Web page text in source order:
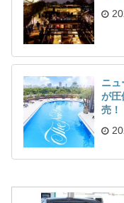
ニュ
が圧
売！